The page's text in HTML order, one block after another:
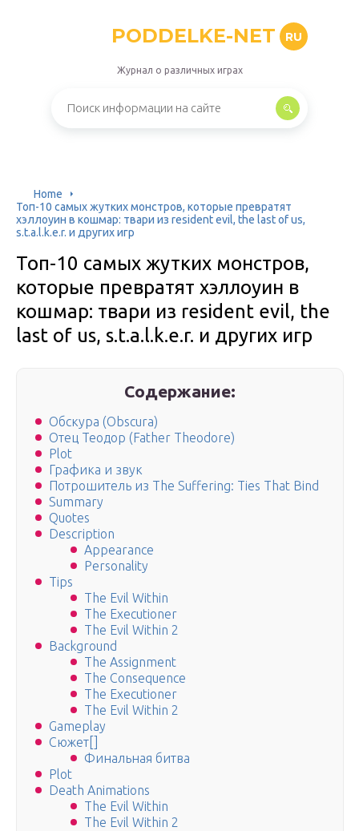
PODDELKE-NET RU
Журнал о различных играх
Home
Топ-10 самых жутких монстров, которые превратят
хэллоуин в кошмар: твари из resident evil, the last of us,
s.t.a.l.k.e.r. и других игр
Топ-10 самых жутких монстров,
которые превратят хэллоуин в
кошмар: твари из resident evil, the
last of us, s.t.a.l.k.e.r. и других игр
Содержание:
Обскура (Obscura)
Отец Теодор (Father Theodore)
Plot
Графика и звук
Потрошитель из The Suffering: Ties That Bind
Summary
Quotes
Description
Appearance
Personality
Tips
The Evil Within
The Executioner
The Evil Within 2
Background
The Assignment
The Consequence
The Executioner
The Evil Within 2
Gameplay
Сюжет[]
Финальная битва
Plot
Death Animations
The Evil Within
The Evil Within 2